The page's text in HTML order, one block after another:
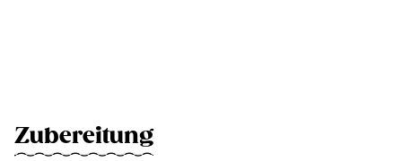
Zubereitung